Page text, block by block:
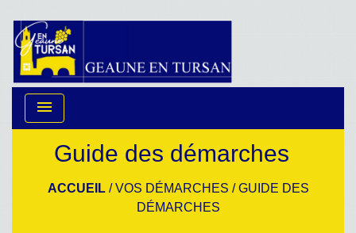
menu
Guide des démarches
ACCUEIL/VOS DÉMARCHES /GUIDE DES
DÉMARCHES